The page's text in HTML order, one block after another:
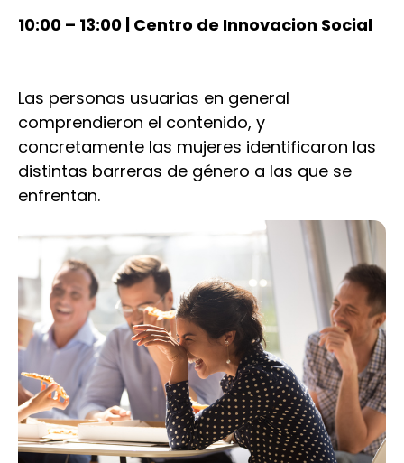
10:00 – 13:00 | Centro de Innovacion Social
Las personas usuarias en general
comprendieron el contenido, y
concretamente las mujeres identificaron las
distintas barreras de género a las que se
enfrentan.